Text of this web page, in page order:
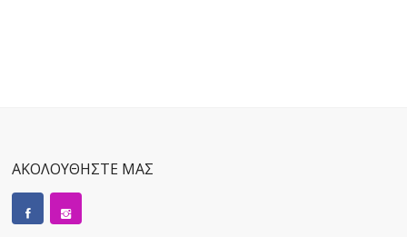
ΑΚΟΛΟΥΘΗΣΤΕ ΜΑΣ